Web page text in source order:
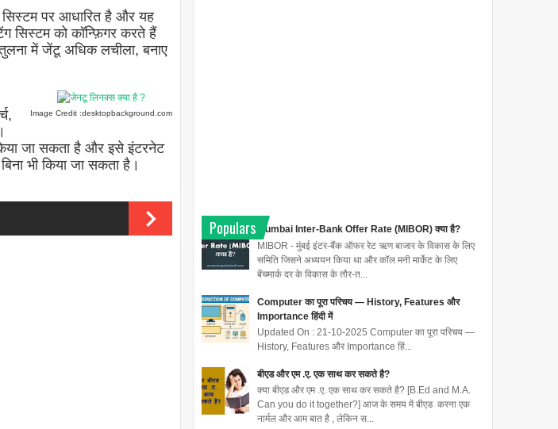
पर आधारित है और यह
सिस्टम को कॉन्फ़िगर करते हैं
में जेंटू अधिक लचीला, बनाए
Image Credit :desktopbackground.com
जा सकता है और इसे इंटरनेट
भी किया जा सकता है।
Populars
Mumbai Inter-Bank Offer Rate (MIBOR) क्या है?
MIBOR - मुंबई इंटर-बैंक ऑफर रेट ऋण बाजार के विकास के लिए
समिति जिसने अध्ययन किया था और कॉल मनी मार्केट के लिए
बेंचमार्क दर के विकास के तौर-त...
Computer का पूरा परिचय — History, Features और
Importance हिंदी में
Updated On : 21-10-2025 Computer का पूरा परिचय —
History, Features और Importance हिं...
बीएड और एम .ए. एक साथ कर सकते है?
क्या बीएड और एम .ए. एक साथ कर सकते है? [B.Ed and M.A.
Can you do it together?] आज के समय में बीएड करना एक
नार्मल और आम बात है , लेकिन स...